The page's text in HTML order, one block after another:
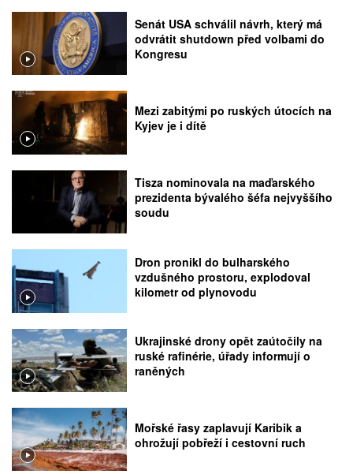
Senát USA schválil návrh, který má
odvrátit shutdown před volbami do
Kongresu
Mezi zabitými po ruských útocích na
Kyjev je i dítě
Tisza nominovala na maďarského
prezidenta bývalého šéfa nejvyššího
soudu
Dron pronikl do bulharského
vzdušného prostoru, explodoval
kilometr od plynovodu
Ukrajinské drony opět zaútočily na
ruské rafinérie, úřady informují o
raněných
Mořské řasy zaplavují Karibik a
ohrožují pobřeží i cestovní ruch